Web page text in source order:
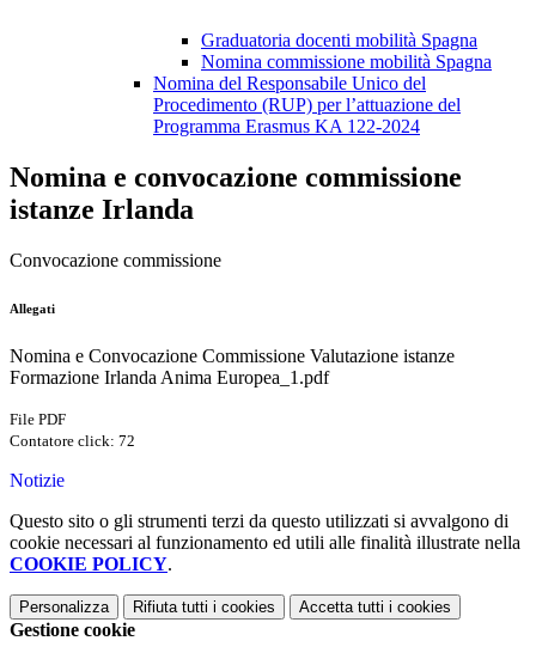
Graduatoria docenti mobilità Spagna
Nomina commissione mobilità Spagna
Nomina del Responsabile Unico del
Procedimento (RUP) per l’attuazione del
Programma Erasmus KA 122-2024
Nomina e convocazione commissione
istanze Irlanda
Convocazione commissione
Allegati
Nomina e Convocazione Commissione Valutazione istanze
Formazione Irlanda Anima Europea_1.pdf
File PDF
Contatore click: 72
Notizie
Questo sito o gli strumenti terzi da questo utilizzati si avvalgono di
cookie necessari al funzionamento ed utili alle finalità illustrate nella
COOKIE POLICY.
Personalizza Rifiuta tutti i cookies Accetta tutti i cookies
Gestione cookie